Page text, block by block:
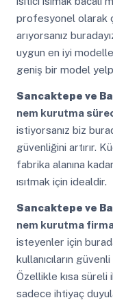
profesyonel olarak
arıyorsanız
uygun en iyi
geniş bir model
Sancaktepe ve
nem kurutma
istiyorsanız biz
güvenliğini artırır.
fabrika alanına
ısıtmak için idealdir.
Sancaktepe ve
nem kurutma
isteyenler için
kullanıcıların
Özellikle kısa süreli
sadece ihtiyaç